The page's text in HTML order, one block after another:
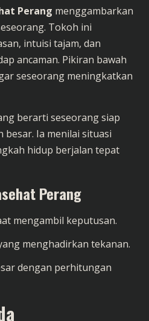
Perang menggambarkan
Tokoh ini
intuisi tajam, dan
ancaman. Pikiran bawah
seseorang meningkatkan
berarti seseorang siap
besar. Ia menilai situasi
hidup berjalan tepat
Perang
mengambil keputusan.
menghadirkan tekanan.
dengan perhitungan